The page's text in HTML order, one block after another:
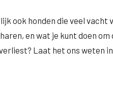
ook honden die veel vacht
en wat je kunt doen om
Laat het ons weten